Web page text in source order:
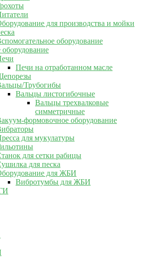
для производства и мойки
оборудование
оборудование
Печи на отработанном масле
Трубогибы
Вальцы листогибочные
Вальцы трехвалковые
симметричные
формовочное оборудование
для мукулатуры
для сетки рабицы
для песка
для ЖБИ
Вибротумбы для ЖБИ